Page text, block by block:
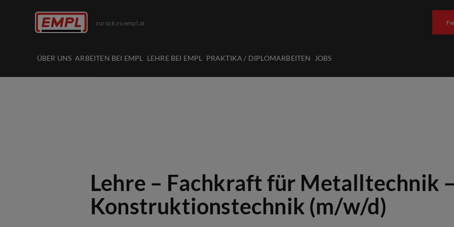
zurück zu empl.at
ÜBER UNS ARBEITEN BEI EMPL LEHRE BEI EMPL PRAKTIKA / DIPLOMARBEITEN JOBS
Lehre – Fachkraft für Metalltechnik –
Konstruktionstechnik (m/w/d)